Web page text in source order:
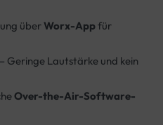
über Worx-Appfür
– Geringe Lautstärke und kein
Over-the-Air-Software-